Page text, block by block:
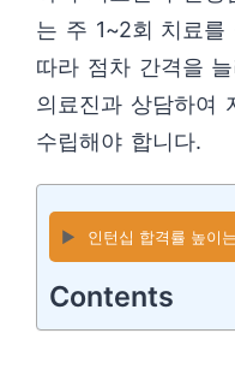
는 주 1~2회 치료를
따라 점차 간격을
의료진과 상담하여
수립해야 합니다.
▶️ 인턴십 합격률 높이
Contents